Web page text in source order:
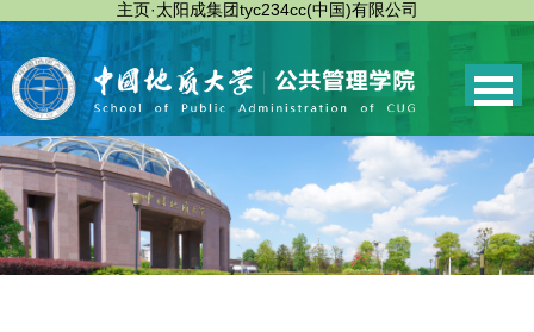
主页·太阳成集团tyc234cc(中国)有限公司